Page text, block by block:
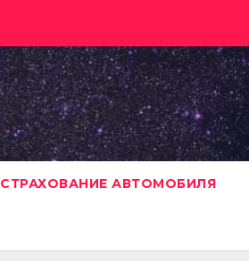
СТРАХОВАНИЕ АВТОМОБИЛЯ